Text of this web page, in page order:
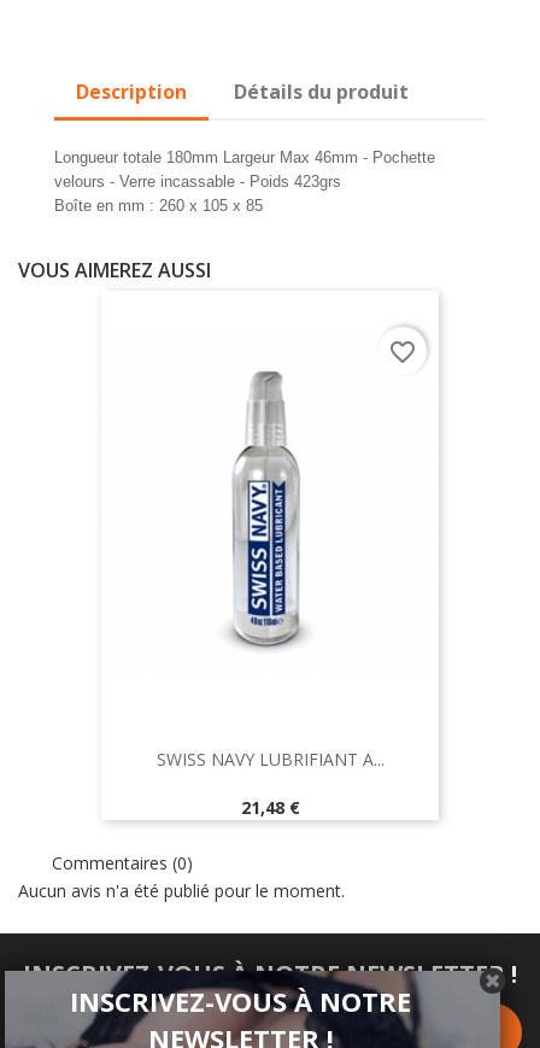
Description Détails du produit
Longueur totale 180mm Largeur Max 46mm - Pochette
velours - Verre incassable - Poids 423grs
Boîte en mm : 260 x 105 x 85
VOUS AIMEREZ AUSSI
SWISS NAVY LUBRIFIANT A...
Prix
21,48 €
favorite_border
Commentaires (0)
Aucun avis n'a été publié pour le moment.
INSCRIVEZ-VOUS À NOTRE NEWSLETTER !
INSCRIVEZ-VOUS À NOTRE
NEWSLETTER !